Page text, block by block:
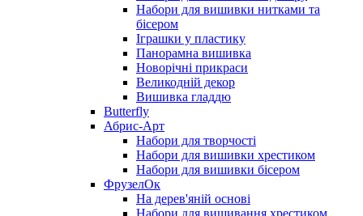
Набори для вишивки нитками та
бісером
Іграшки у пластику
Панорамна вишивка
Новорічні прикраси
Великодній декор
Вишивка гладдю
Butterfly
Абрис-Арт
Набори для творчості
Набори для вишивки хрестиком
Набори для вишивки бісером
ФрузелОк
На дерев'яній основі
Набори для вишивання хрестиком